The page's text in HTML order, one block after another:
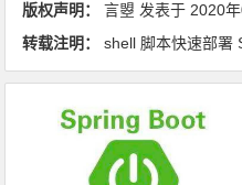
版权声明： 言曌 发表于2020
转载注明：
shell 脚本快速部署